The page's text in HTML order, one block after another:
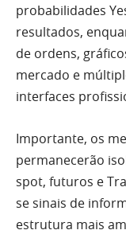
probabilidades
resultados,
de ordens,
mercado e
interfaces
Importante, os
permanecerão
spot, futuros e
se sinais de
estrutura mais